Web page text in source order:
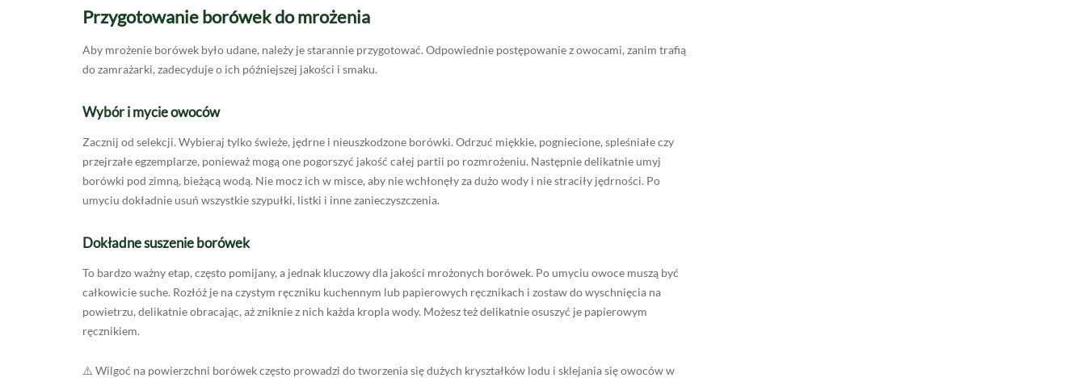
Przygotowanie borówek do mrożenia
Aby mrożenie borówek było udane, należy je starannie przygotować. Odpowiednie postępowanie z owocami, zanim trafią
do zamrażarki, zadecyduje o ich późniejszej jakości i smaku.
Wybór i mycie owoców
Zacznij od selekcji. Wybieraj tylko świeże, jędrne i nieuszkodzone borówki. Odrzuć miękkie, pogniecione, spleśniałe czy
przejrzałe egzemplarze, ponieważ mogą one pogorszyć jakość całej partii po rozmrożeniu. Następnie delikatnie umyj
borówki pod zimną, bieżącą wodą. Nie mocz ich w misce, aby nie wchłonęły za dużo wody i nie straciły jędrności. Po
umyciu dokładnie usuń wszystkie szypułki, listki i inne zanieczyszczenia.
Dokładne suszenie borówek
To bardzo ważny etap, często pomijany, a jednak kluczowy dla jakości mrożonych borówek. Po umyciu owoce muszą być
całkowicie suche. Rozłóż je na czystym ręczniku kuchennym lub papierowych ręcznikach i zostaw do wyschnięcia na
powietrzu, delikatnie obracając, aż zniknie z nich każda kropla wody. Możesz też delikatnie osuszyć je papierowym
ręcznikiem.
⚠️ Wilgoć na powierzchni borówek często prowadzi do tworzenia się dużych kryształków lodu i sklejania się owoców w